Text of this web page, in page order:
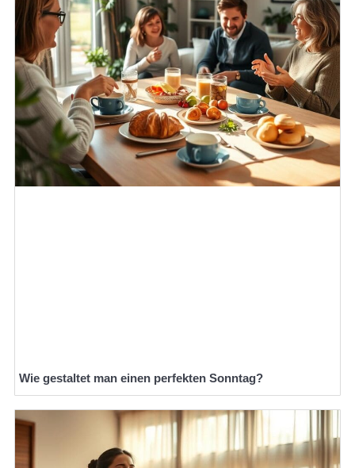
Wie gestaltet man einen perfekten Sonntag?